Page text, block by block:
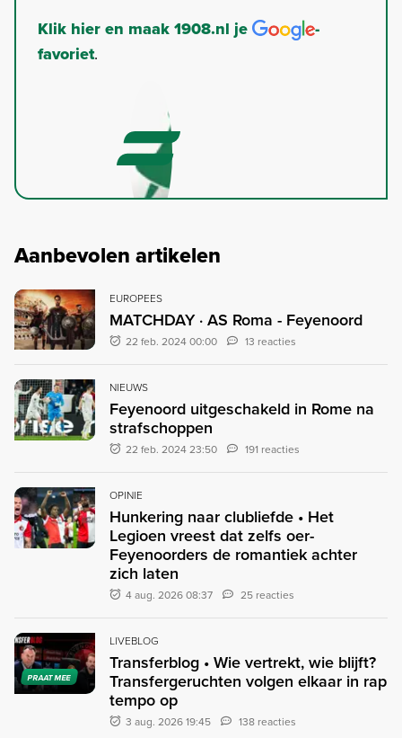
Klik hier en maak 1908.nl je
-
favoriet.
Aanbevolen artikelen
EUROPEES
MATCHDAY · AS Roma - Feyenoord
22 feb. 2024 00:00 13 reacties
NIEUWS
Feyenoord uitgeschakeld in Rome na
strafschoppen
22 feb. 2024 23:50 191 reacties
OPINIE
Hunkering naar clubliefde • Het
Legioen vreest dat zelfs oer-
Feyenoorders de romantiek achter
zich laten
4 aug. 2026 08:37 25 reacties
PRAAT MEE
LIVEBLOG
Transferblog • Wie vertrekt, wie blijft?
Transfergeruchten volgen elkaar in rap
tempo op
3 aug. 2026 19:45 138 reacties